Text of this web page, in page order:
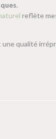
.
reflète
qualité